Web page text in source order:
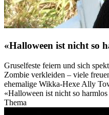
«Halloween ist nicht so
Gruselfeste feiern und sich
Zombie verkleiden – viele
ehemalige Wikka-Hexe Ally
«Halloween ist nicht so
Thema